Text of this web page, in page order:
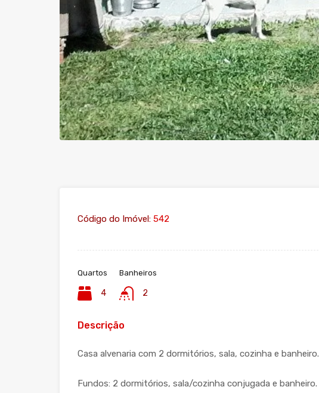
Código do Imóvel: 542
Quartos
4
Banheiros
2
Descrição
Casa alvenaria com 2 dormitórios, sala, cozinha e banheiro.
Fundos: 2 dormitórios, sala/cozinha conjugada e banheiro.